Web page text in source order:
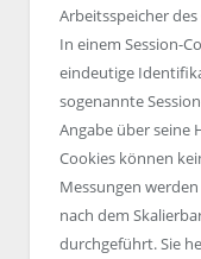
Arbeitsspeicher
In einem Session-
eindeutige
sogenannte
Angabe über seine
Cookies können
Messungen
nach dem
durchgeführt. Sie